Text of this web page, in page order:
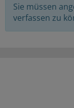
Sie müssen
verfassen zu